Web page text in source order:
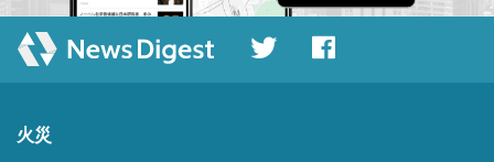
火災